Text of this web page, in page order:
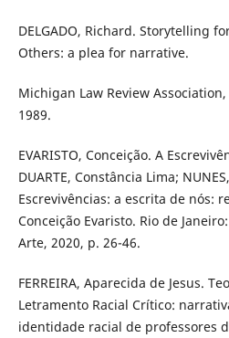
DELGADO, Richard. Storytelling
Others: a plea for narrative.
Michigan Law Review
1989.
EVARISTO, Conceição. A
DUARTE, Constância Lima;
Escrevivências: a escrita de nós:
Conceição Evaristo. Rio de
Arte, 2020, p. 26-46.
FERREIRA, Aparecida de Jesus.
Letramento Racial Crítico:
identidade racial de professores